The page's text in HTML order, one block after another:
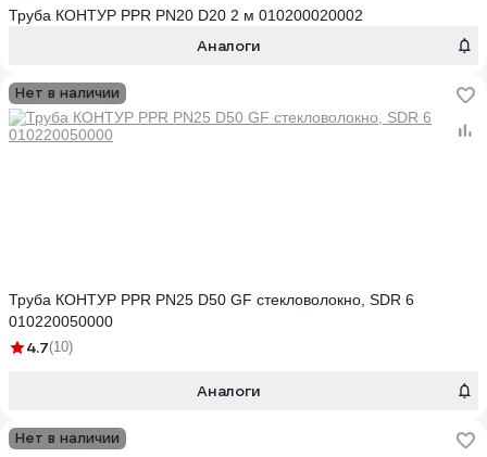
Труба КОНТУР PPR PN20 D20 2 м 010200020002
Аналоги
Нет в наличии
Труба КОНТУР PPR PN25 D50 GF стекловолокно, SDR 6
010220050000
4.7(10)
Аналоги
Нет в наличии